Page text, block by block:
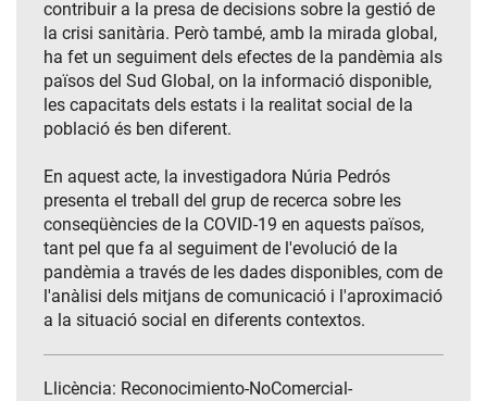
contribuir a la presa de decisions sobre la gestió de
la crisi sanitària. Però també, amb la mirada global,
ha fet un seguiment dels efectes de la pandèmia als
països del Sud Global, on la informació disponible,
les capacitats dels estats i la realitat social de la
població és ben diferent.
En aquest acte, la investigadora Núria Pedrós
presenta el treball del grup de recerca sobre les
conseqüències de la COVID-19 en aquests països,
tant pel que fa al seguiment de l'evolució de la
pandèmia a través de les dades disponibles, com de
l'anàlisi dels mitjans de comunicació i l'aproximació
a la situació social en diferents contextos.
Llicència: Reconocimiento-NoComercial-